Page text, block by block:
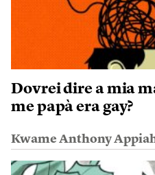
Dovrei dire a mia
me papà era gay?
Kwame Anthony